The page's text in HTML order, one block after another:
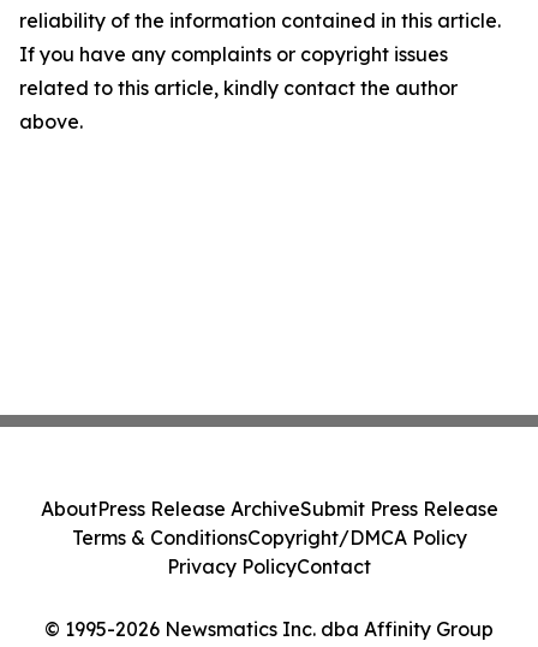
reliability of the information contained in this article.
If you have any complaints or copyright issues
related to this article, kindly contact the author
above.
© 1995-2026 Newsmatics Inc. dba Affinity Group
AboutPress Release ArchiveSubmit Press Release
Terms & ConditionsCopyright/DMCA Policy
Privacy PolicyContact